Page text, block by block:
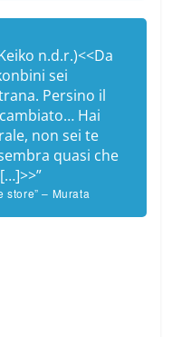
n.d.r.)<<Da
sei
Persino il
Hai
non sei te
quasi che
store” – Murata